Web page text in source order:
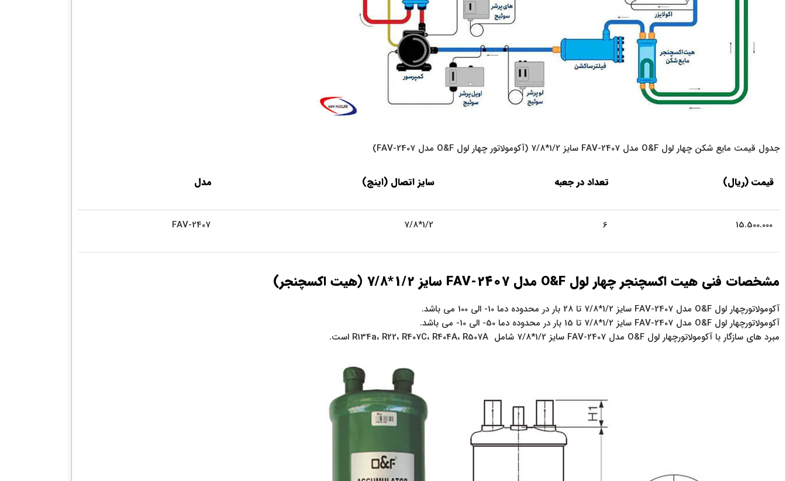
جدول قیمت مایع شکن چهار لول O&F مدل FAV-2407 سایز 1/2*7/8 (آکومولاتور چهار لول O&F مدل FAV-2407)
قیمت (ریال) تعداد در جعبه سایز اتصال (اینچ) مدل
15.500.000
6
1/2*7/8
FAV-2407
مشخصات فنی هیت اکسچنجر چهار لول O&F مدل FAV-2407 سایز 1/2*7/8 (هیت اکسچنجر)
آکومولاتورچهار لول O&F مدل FAV-2407 سایز 1/2*7/8 تا 28 بار در محدوده دما 10- الی 100 می باشد.
آکومولاتورچهار لول O&F مدل FAV-2407 سایز 1/2*7/8 تا 15 بار در محدوده دما 50- الی 10- می باشد.
مبرد های سازگار با آکومولاتورچهار لول O&F مدل FAV-2407 سایز 1/2*7/8 شامل R134a، R22، R407C، R404A، R507A است.